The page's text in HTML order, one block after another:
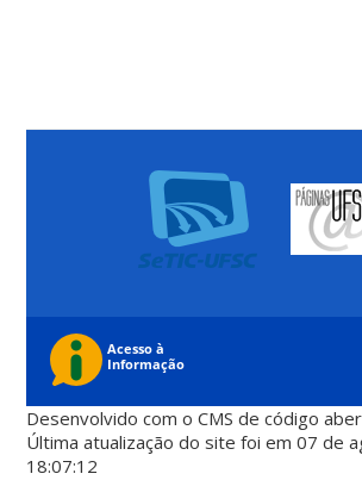
Desenvolvido com o CMS de código
Última atualização do site foi em 07 de
18:07:12